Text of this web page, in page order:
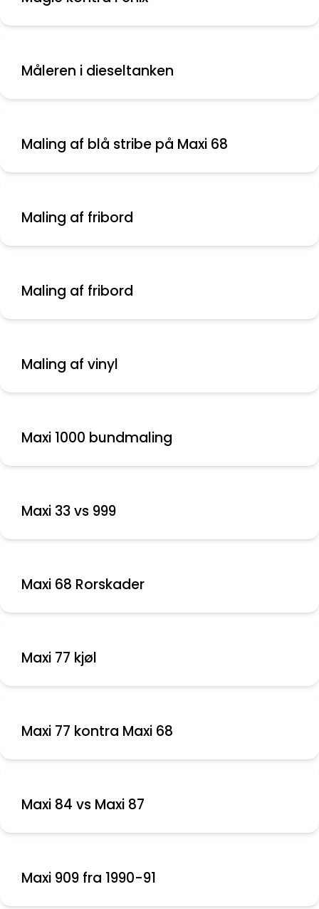
Måleren i dieseltanken
Maling af blå stribe på Maxi 68
Maling af fribord
Maling af fribord
Maling af vinyl
Maxi 1000 bundmaling
Maxi 33 vs 999
Maxi 68 Rorskader
Maxi 77 kjøl
Maxi 77 kontra Maxi 68
Maxi 84 vs Maxi 87
Maxi 909 fra 1990-91